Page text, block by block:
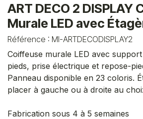
ART DECO 2 DISPLAY
Murale LED avec
Référence : MI-ARTDECODISPLAY2
Coiffeuse murale LED avec
pieds, prise électrique et repose-
Panneau disponible en 23 coloris.
placer à gauche ou à droite au
Fabrication sous 4 à 5 semaines